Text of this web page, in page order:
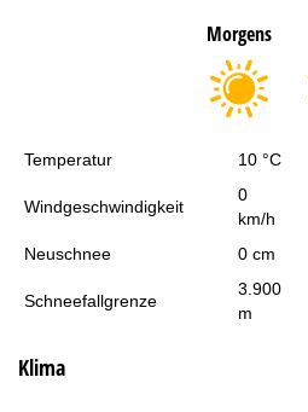
Morgens
Temperatur 10 °C
Windgeschwindigkeit
0
km/h
Neuschnee
0 cm
Schneefallgrenze
3.900
m
Klima